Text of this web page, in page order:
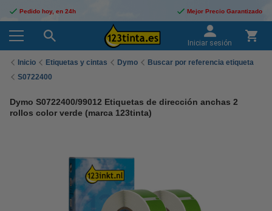
Pedido hoy, en 24h Mejor Precio Garantizado
Iniciar sesión
Inicio Etiquetas y cintas Dymo
Buscar por referencia etiqueta
S0722400
Dymo S0722400/99012 Etiquetas de dirección anchas 2
rollos color verde (marca 123tinta)